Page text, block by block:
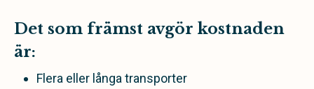
Det som främst avgör kostnaden
är:
Flera eller långa transporter